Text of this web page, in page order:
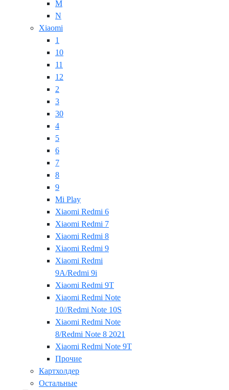
M
N
Xiaomi
1
10
11
12
2
3
30
4
5
6
7
8
9
Mi Play
Xiaomi Redmi 6
Xiaomi Redmi 7
Xiaomi Redmi 8
Xiaomi Redmi 9
Xiaomi Redmi
9A/Redmi 9i
Xiaomi Redmi 9T
Xiaomi Redmi Note
10//Redmi Note 10S
Xiaomi Redmi Note
8/Redmi Note 8 2021
Xiaomi Redmi Note 9T
Прочие
Картхолдер
Остальные